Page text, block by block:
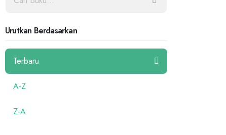
Urutkan Berdasarkan
Terbaru
A-Z
Z-A